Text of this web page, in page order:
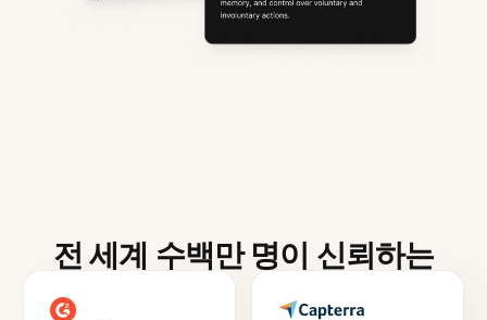
전 세계 수백만 명이 신뢰하는